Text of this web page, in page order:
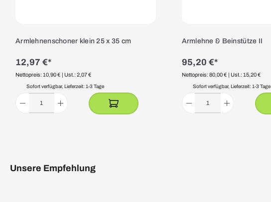
Armlehnenschoner klein 25 x 35 cm
12,97 €*
Nettopreis: 10,90 € | Ust.: 2,07 €
Sofort verfügbar, Lieferzeit: 1-3 Tage
Armlehne & Beinstütze II
95,20 €*
Nettopreis: 80,00 € | Ust.: 15,20 €
Sofort verfügbar, Lieferzeit: 1-3 Tage
Unsere Empfehlung